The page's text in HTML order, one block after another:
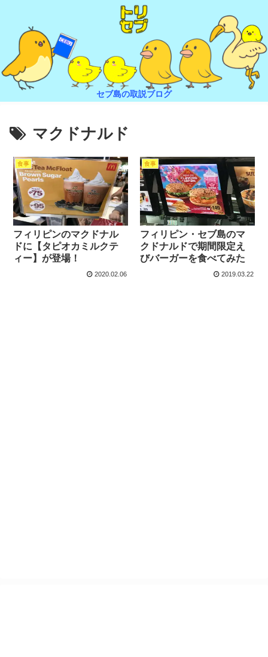
セブ島の取説ブログ
マクドナルド
食事
フィリピンのマクドナル
ドに【タピオカミルクテ
ィー】が登場！
2020.02.06
食事
フィリピン・セブ島のマ
クドナルドで期間限定え
びバーガーを食べてみた
2019.03.22